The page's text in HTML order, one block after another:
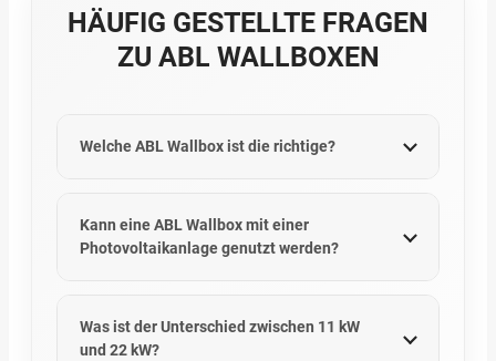
HÄUFIG GESTELLTE FRAGEN
ZU ABL WALLBOXEN
Welche ABL Wallbox ist die richtige?
Kann eine ABL Wallbox mit einer
Photovoltaikanlage genutzt werden?
Was ist der Unterschied zwischen 11 kW
und 22 kW?